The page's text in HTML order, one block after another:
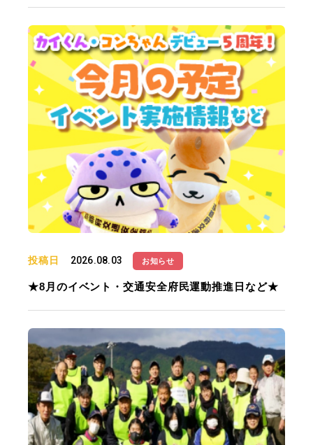
投稿日 2026.08.03 お知らせ
★8月のイベント・交通安全府民運動推進日など★